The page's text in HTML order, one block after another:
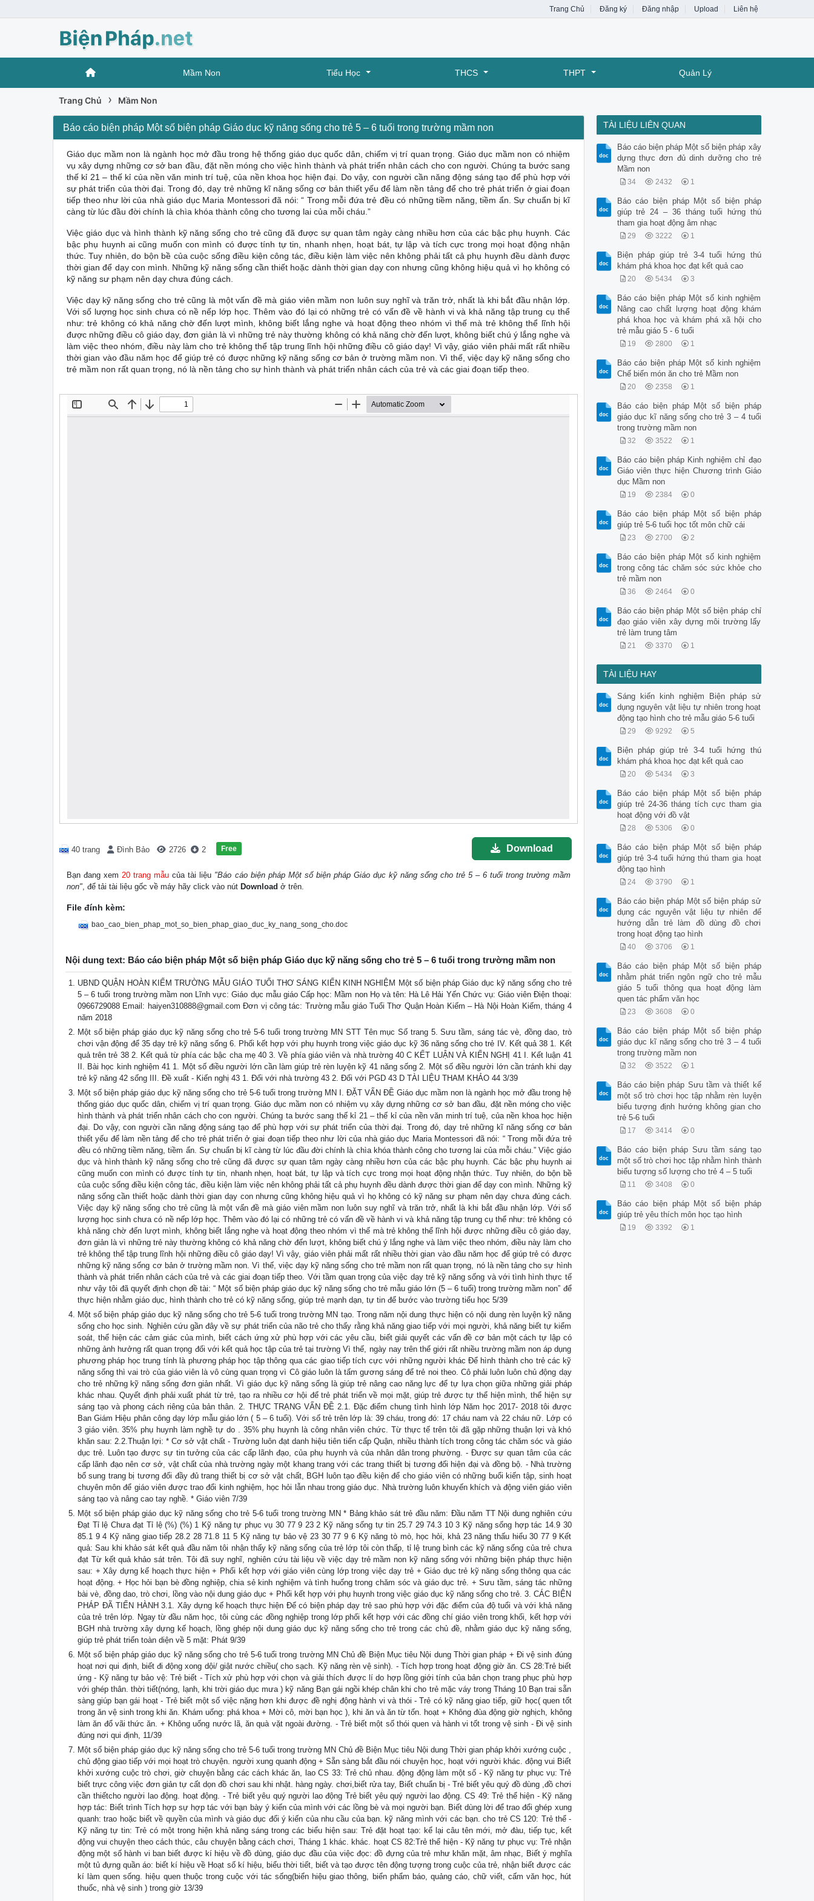
Trang Chủ Đăng ký Đăng nhập Upload Liên hệ
Mầm Non Tiểu Học THCS THPT Quản Lý
Trang Chủ › Mầm Non
Báo cáo biện pháp Một số biện pháp Giáo dục kỹ năng sống cho trẻ 5 – 6 tuổi trong trường mầm non
Giáo dục mầm non là ngành học mở đầu trong hệ thống giáo dục quốc dân, chiếm vị trí quan trọng. Giáo dục mầm non có nhiệm
vụ xây dựng những cơ sở ban đầu, đặt nền móng cho việc hình thành và phát triển nhân cách cho con người. Chúng ta bước sang
thế kỉ 21 – thế kỉ của nền văn minh trí tuệ, của nền khoa học hiện đại. Do vậy, con người cần năng động sáng tạo để phù hợp với
sự phát triển của thời đại. Trong đó, dạy trẻ những kĩ năng sống cơ bản thiết yếu để làm nền tảng để cho trẻ phát triển ở giai đoạn
tiếp theo như lời của nhà giáo dục Maria Montessori đã nói: “ Trong mỗi đứa trẻ đều có những tiềm năng, tiềm ẩn. Sự chuẩn bị kĩ
càng từ lúc đầu đời chính là chìa khóa thành công cho tương lai của mỗi cháu.”
Việc giáo dục và hình thành kỹ năng sống cho trẻ cũng đã được sự quan tâm ngày càng nhiều hơn của các bậc phụ huynh. Các
bậc phụ huynh ai cũng muốn con mình có được tính tự tin, nhanh nhẹn, hoạt bát, tự lập và tích cực trong mọi hoạt động nhận
thức. Tuy nhiên, do bộn bề của cuộc sống điều kiện công tác, điều kiện làm việc nên không phải tất cả phụ huynh đều dành được
thời gian để dạy con mình. Những kỹ năng sống cần thiết hoặc dành thời gian dạy con nhưng cũng không hiệu quả vì họ không có
kỹ năng sư phạm nên dạy chưa đúng cách.
Việc dạy kỹ năng sống cho trẻ cũng là một vấn đề mà giáo viên mầm non luôn suy nghĩ và trăn trở, nhất là khi bắt đầu nhận lớp.
Với số lượng học sinh chưa có nề nếp lớp học. Thêm vào đó lại có những trẻ có vấn đề về hành vi và khả năng tập trung cụ thể
như: trẻ không có khả năng chờ đến lượt mình, không biết lắng nghe và hoạt động theo nhóm vì thế mà trẻ không thể lĩnh hội
được những điều cô giáo dạy, đơn giản là vì những trẻ này thường không có khả năng chờ đến lượt, không biết chú ý lắng nghe và
làm việc theo nhóm, điều này làm cho trẻ không thể tập trung lĩnh hội những điều cô giáo dạy! Vì vậy, giáo viên phải mất rất nhiều
thời gian vào đầu năm học để giúp trẻ có được những kỹ năng sống cơ bản ở trường mầm non. Vì thế, việc dạy kỹ năng sống cho
trẻ mầm non rất quan trọng, nó là nền tảng cho sự hình thành và phát triển nhân cách của trẻ và các giai đoạn tiếp theo.
40 trang Đình Bảo 2726 2 Free Download
Bạn đang xem20 trang mẫu của tài liệu "Báo cáo biện pháp Một số biện pháp Giáo dục kỹ năng sống cho trẻ 5 – 6 tuổi trong trường mầm
non", để tải tài liệu gốc về máy hãy click vào nút Download ở trên.
File đính kèm:
bao_cao_bien_phap_mot_so_bien_phap_giao_duc_ky_nang_song_cho.doc
Nội dung text: Báo cáo biện pháp Một số biện pháp Giáo dục kỹ năng sống cho trẻ 5 – 6 tuổi trong trường mầm non
UBND QUẬN HOÀN KIẾM TRƯỜNG MẪU GIÁO TUỔI THƠ SÁNG KIẾN KINH NGHIỆM Một số biện pháp Giáo dục kỹ năng sống cho trẻ
5 – 6 tuổi trong trường mầm non Lĩnh vực: Giáo dục mẫu giáo Cấp học: Mầm non Họ và tên: Hà Lê Hải Yến Chức vụ: Giáo viên Điện thoại:
0966729088 Email: haiyen310888@gmail.com Đơn vị công tác: Trường mẫu giáo Tuổi Thơ Quận Hoàn Kiếm – Hà Nội Hoàn Kiếm, tháng 4
năm 2018
Một số biện pháp giáo dục kỹ năng sống cho trẻ 5-6 tuổi trong trường MN STT Tên mục Số trang 5. Sưu tầm, sáng tác vè, đồng dao, trò
chơi vận động để 35 dạy trẻ kỹ năng sống 6. Phối kết hợp với phụ huynh trong việc giáo dục kỹ 36 năng sống cho trẻ IV. Kết quả 38 1. Kết
quả trên trẻ 38 2. Kết quả từ phía các bậc cha mẹ 40 3. Về phía giáo viên và nhà trường 40 C KẾT LUẬN VÀ KIẾN NGHỊ 41 I. Kết luận 41
II. Bài học kinh nghiệm 41 1. Một số điều người lớn cần làm giúp trẻ rèn luyện kỹ 41 năng sống 2. Một số điều người lớn cần tránh khi dạy
trẻ kỹ năng 42 sống III. Đề xuất - Kiến nghị 43 1. Đối với nhà trường 43 2. Đối với PGD 43 D TÀI LIỆU THAM KHẢO 44 3/39
Một số biện pháp giáo dục kỹ năng sống cho trẻ 5-6 tuổi trong trường MN I. ĐẶT VẤN ĐỀ Giáo dục mầm non là ngành học mở đầu trong hệ
thống giáo dục quốc dân, chiếm vị trí quan trọng. Giáo dục mầm non có nhiệm vụ xây dựng những cơ sở ban đầu, đặt nền móng cho việc
hình thành và phát triển nhân cách cho con người. Chúng ta bước sang thế kỉ 21 – thế kỉ của nền văn minh trí tuệ, của nền khoa học hiện
đại. Do vậy, con người cần năng động sáng tạo để phù hợp với sự phát triển của thời đại. Trong đó, dạy trẻ những kĩ năng sống cơ bản
thiết yếu để làm nền tảng để cho trẻ phát triển ở giai đoạn tiếp theo như lời của nhà giáo dục Maria Montessori đã nói: “ Trong mỗi đứa trẻ
đều có những tiềm năng, tiềm ẩn. Sự chuẩn bị kĩ càng từ lúc đầu đời chính là chìa khóa thành công cho tương lai của mỗi cháu.” Việc giáo
dục và hình thành kỹ năng sống cho trẻ cũng đã được sự quan tâm ngày càng nhiều hơn của các bậc phụ huynh. Các bậc phụ huynh ai
cũng muốn con mình có được tính tự tin, nhanh nhẹn, hoạt bát, tự lập và tích cực trong mọi hoạt động nhận thức. Tuy nhiên, do bộn bề
của cuộc sống điều kiện công tác, điều kiện làm việc nên không phải tất cả phụ huynh đều dành được thời gian để dạy con mình. Những kỹ
năng sống cần thiết hoặc dành thời gian dạy con nhưng cũng không hiệu quả vì họ không có kỹ năng sư phạm nên dạy chưa đúng cách.
Việc dạy kỹ năng sống cho trẻ cũng là một vấn đề mà giáo viên mầm non luôn suy nghĩ và trăn trở, nhất là khi bắt đầu nhận lớp. Với số
lượng học sinh chưa có nề nếp lớp học. Thêm vào đó lại có những trẻ có vấn đề về hành vi và khả năng tập trung cụ thể như: trẻ không có
khả năng chờ đến lượt mình, không biết lắng nghe và hoạt động theo nhóm vì thế mà trẻ không thể lĩnh hội được những điều cô giáo dạy,
đơn giản là vì những trẻ này thường không có khả năng chờ đến lượt, không biết chú ý lắng nghe và làm việc theo nhóm, điều này làm cho
trẻ không thể tập trung lĩnh hội những điều cô giáo dạy! Vì vậy, giáo viên phải mất rất nhiều thời gian vào đầu năm học để giúp trẻ có được
những kỹ năng sống cơ bản ở trường mầm non. Vì thế, việc dạy kỹ năng sống cho trẻ mầm non rất quan trọng, nó là nền tảng cho sự hình
thành và phát triển nhân cách của trẻ và các giai đoạn tiếp theo. Với tầm quan trọng của việc dạy trẻ kỹ năng sống và với tình hình thực tế
như vậy tôi đã quyết định chọn đề tài: “ Một số biện pháp giáo dục kỹ năng sống cho trẻ mẫu giáo lớn (5 – 6 tuổi) trong trường mầm non” để
thực hiện nhằm giáo dục, hình thành cho trẻ có kỹ năng sống, giúp trẻ mạnh dạn, tự tin để bước vào trường tiểu học 5/39
Một số biện pháp giáo dục kỹ năng sống cho trẻ 5-6 tuổi trong trường MN tạo. Trong năm nội dung thực hiện có nội dung rèn luyện kỹ năng
sống cho học sinh. Nghiên cứu gần đây về sự phát triển của não trẻ cho thấy rằng khả năng giao tiếp với mọi người, khả năng biết tự kiểm
soát, thể hiện các cảm giác của mình, biết cách ứng xử phù hợp với các yêu cầu, biết giải quyết các vấn đề cơ bản một cách tự lập có
những ảnh hưởng rất quan trọng đối với kết quả học tập của trẻ tại trường Vì thế, ngày nay trên thế giới rất nhiều trường mầm non áp dụng
phương pháp học trung tính là phương pháp học tập thông qua các giao tiếp tích cực với những người khác Để hình thành cho trẻ các kỹ
năng sống thì vai trò của giáo viên là vô cùng quan trọng vì Cô giáo luôn là tấm gương sáng để trẻ noi theo. Cô phải luôn luôn chủ động dạy
cho trẻ những kỹ năng sống đơn giản nhất. Vì giáo dục kỹ năng sống là giúp trẻ nâng cao năng lực để tự lựa chọn giữa những giải pháp
khác nhau. Quyết định phải xuất phát từ trẻ, tạo ra nhiều cơ hội để trẻ phát triển về mọi mặt, giúp trẻ được tự thể hiện mình, thể hiện sự
sáng tạo và phong cách riêng của bản thân. 2. THỰC TRẠNG VẤN ĐỀ 2.1. Đặc điểm chung tình hình lớp Năm học 2017- 2018 tôi được
Ban Giám Hiệu phân công dạy lớp mẫu giáo lớn ( 5 – 6 tuổi). Với số trẻ trên lớp là: 39 cháu, trong đó: 17 cháu nam và 22 cháu nữ. Lớp có
3 giáo viên. 35% phụ huynh làm nghề tự do . 35% phụ huynh là công nhân viên chức. Từ thực tế trên tôi đã gặp những thuận lợi và khó
khăn sau: 2.2.Thuận lợi: * Cơ sở vật chất - Trường luôn đạt danh hiệu tiên tiến cấp Quận, nhiều thành tích trong công tác chăm sóc và giáo
dục trẻ. Luôn tạo được sự tin tưởng của các cấp lãnh đạo, của phụ huynh và của nhân dân trong phường. - Được sự quan tâm của các
cấp lãnh đạo nên cơ sở, vật chất của nhà trường ngày một khang trang với các trang thiết bị tương đối hiện đại và đồng bộ. - Nhà trường
bổ sung trang bị tương đối đầy đủ trang thiết bị cơ sở vật chất, BGH luôn tạo điều kiện để cho giáo viên có những buổi kiến tập, sinh hoạt
chuyên môn để giáo viên được trao đổi kinh nghiệm, học hỏi lẫn nhau trong giáo dục. Nhà trường luôn khuyến khích và động viên giáo viên
sáng tạo và nâng cao tay nghề. * Giáo viên 7/39
Một số biện pháp giáo dục kỹ năng sống cho trẻ 5-6 tuổi trong trường MN * Bảng khảo sát trẻ đầu năm: Đầu năm TT Nội dung nghiên cứu
Đạt Tỉ lệ Chưa đạt Tỉ lệ (%) (%) 1 Kỹ năng tự phục vụ 30 77 9 23 2 Kỹ năng sống tự tin 25.7 29 74.3 10 3 Kỹ năng sống hợp tác 14.9 30
85.1 9 4 Kỹ năng giao tiếp 28.2 28 71.8 11 5 Kỹ năng tự bảo vệ 23 30 77 9 6 Kỹ năng tò mò, học hỏi, khả 23 năng thấu hiểu 30 77 9 Kết
quả: Sau khi khảo sát kết quả đầu năm tôi nhận thấy kỹ năng sống của trẻ lớp tôi còn thấp, tỉ lệ trung bình các kỹ năng sống của trẻ chưa
đạt Từ kết quả khảo sát trên. Tôi đã suy nghĩ, nghiên cứu tài liệu về việc dạy trẻ mầm non kỹ năng sống với những biện pháp thực hiện
sau: + Xây dựng kế hoạch thực hiện + Phối kết hợp với giáo viên cùng lớp trong việc dạy trẻ + Giáo dục trẻ kỹ năng sống thông qua các
hoạt động. + Học hỏi bạn bè đồng nghiệp, chia sẻ kinh nghiệm và tình huống trong chăm sóc và giáo dục trẻ. + Sưu tầm, sáng tác những
bài vè, đồng dao, trò chơi, lồng vào nội dung giáo dục + Phối kết hợp với phụ huynh trong việc giáo dục kỹ năng sống cho trẻ. 3. CÁC BIỆN
PHÁP ĐÃ TIẾN HÀNH 3.1. Xây dựng kế hoạch thực hiện Để có biện pháp dạy trẻ sao phù hợp với đặc điểm của độ tuổi và với khả năng
của trẻ trên lớp. Ngay từ đầu năm học, tôi cùng các đồng nghiệp trong lớp phối kết hợp với các đồng chí giáo viên trong khối, kết hợp với
BGH nhà trường xây dựng kế hoạch, lồng ghép nội dung giáo dục kỹ năng sống cho trẻ trong các chủ đề, nhằm giáo dục kỹ năng sống,
giúp trẻ phát triển toàn diện về 5 mặt: Phát 9/39
Một số biện pháp giáo dục kỹ năng sống cho trẻ 5-6 tuổi trong trường MN Chủ đề Biện Mục tiêu Nội dung Thời gian pháp + Đi vệ sinh đúng
hoạt nơi qui định, biết đi động xong dội/ giật nước chiều( cho sạch. Kỹ năng rèn vệ sinh). - Tích hợp trong hoạt động giờ ăn. CS 28:Trẻ biết
ứng - Kỹ năng tự bảo vệ: Trẻ biết - Tích xử phù hợp với chọn và giải thích được lí do hợp lồng giới tính của bản chọn trang phục phù hợp
với ghép thân. thời tiết(nóng, lạnh, khi trời giáo dục mưa ) kỹ năng Bạn gái ngồi khép chân khi cho trẻ mặc váy trong Tháng 10 Bạn trai sẵn
sàng giúp bạn gái hoạt - Trẻ biết một số việc nặng hơn khi được đề nghị động hành vi và thói - Trẻ có kỹ năng giao tiếp, giữ học( quen tốt
trong ăn vệ sinh trong khi ăn. Khám uống: phá khoa + Mời cô, mời bạn học ), khi ăn và ăn từ tốn. hoạt + Không đùa động giờ nghịch, không
làm ăn đổ vãi thức ăn. + Không uống nước lã, ăn quà vặt ngoài đường. - Trẻ biết một số thói quen và hành vi tốt trong vệ sinh - Đi vệ sinh
đúng nơi qui định, 11/39
Một số biện pháp giáo dục kỹ năng sống cho trẻ 5-6 tuổi trong trường MN Chủ đề Biện Mục tiêu Nội dung Thời gian pháp khởi xướng cuộc ,
chủ động giao tiếp với mọi hoạt trò chuyện. người xung quanh động + Sẵn sàng bắt đầu nói chuyện học, hoạt với người khác. động vui Biết
khởi xướng cuộc trò chơi, giờ chuyện bằng các cách khác ăn, lao CS 33: Trẻ chủ nhau. động động làm một số - Kỹ năng tự phục vụ: Trẻ
biết trực công việc đơn giản tự cất dọn đồ chơi sau khi nhật. hàng ngày. chơi,biết rửa tay, Biết chuẩn bị - Trẻ biết yêu quý đồ dùng ,đồ chơi
cần thiếtcho người lao động. hoạt động. - Trẻ biết yêu quý người lao động Trẻ biết yêu quý người lao động. CS 49: Trẻ thể hiện - Kỹ năng
hợp tác: Biết trình Tích hợp sự hợp tác với bạn bày ý kiến của mình với các lồng bè và mọi người bạn. Biết dùng lời để trao đổi ghép xung
quanh: trao hoặc biết về quyền của mình và giáo dục đổi ý kiến của nhu cầu của bạn. kỹ năng mình với các bạn. cho trẻ CS 120: Trẻ thể -
Kỹ năng tự tin: Trẻ có một trong hiện khả năng sáng trong các biểu hiện sau: Trẻ đặt hoạt tạo: kể lại câu tên mới, mở đàu, tiếp tục, kết
động vui chuyện theo cách thúc, câu chuyện bằng cách chơi, Tháng 1 khác. khác. hoạt CS 82:Trẻ thể hiện - Kỹ năng tự phục vụ: Trẻ nhận
động một số hành vi ban biết được kí hiệu về đồ dùng, giáo dục đầu của việc đọc: đồ đựng của trẻ mhư khăn mặt, âm nhạc, Biết ý mghĩa
một tủ đựng quần áo: biết kí hiệu về Hoạt số kí hiệu, biểu thời tiết, biết và tạo được tên động tượng trong cuộc của trẻ, nhận biết được các
kí làm quen sống. hiệu quen thuộc trong cuộc với tác sống(biển hiệu giao thông, biển phẩm báo, quảng cáo, chữ viết, cấm văn học, hút
thuốc, nhà vệ sinh ) trong giờ 13/39
TÀI LIỆU LIÊN QUAN
Báo cáo biện pháp Một số biện pháp xây
dựng thực đơn đủ dinh dưỡng cho trẻ
Mầm non
34 2432 1
Báo cáo biện pháp Một số biện pháp
giúp trẻ 24 – 36 tháng tuổi hứng thú
tham gia hoạt động âm nhạc
29 3222 1
Biện pháp giúp trẻ 3-4 tuổi hứng thú
khám phá khoa học đạt kết quả cao
20 5434 3
Báo cáo biện pháp Một số kinh nghiệm
Nâng cao chất lượng hoạt động khám
phá khoa học và khám phá xã hội cho
trẻ mẫu giáo 5 - 6 tuổi
19 2800 1
Báo cáo biện pháp Một số kinh nghiệm
Chế biến món ăn cho trẻ Mầm non
20 2358 1
Báo cáo biện pháp Một số biện pháp
giáo dục kĩ năng sống cho trẻ 3 – 4 tuổi
trong trường mầm non
32 3522 1
Báo cáo biện pháp Kinh nghiệm chỉ đạo
Giáo viên thực hiện Chương trình Giáo
dục Mầm non
19 2384 0
Báo cáo biện pháp Một số biện pháp
giúp trẻ 5-6 tuổi học tốt môn chữ cái
23 2700 2
Báo cáo biện pháp Một số kinh nghiệm
trong công tác chăm sóc sức khỏe cho
trẻ mầm non
36 2464 0
Báo cáo biện pháp Một số biện pháp chỉ
đạo giáo viên xây dựng môi trường lấy
trẻ làm trung tâm
21 3370 1
TÀI LIỆU HAY
Sáng kiến kinh nghiệm Biện pháp sử
dụng nguyên vật liệu tự nhiên trong hoạt
động tạo hình cho trẻ mẫu giáo 5-6 tuổi
29 9292 5
Biện pháp giúp trẻ 3-4 tuổi hứng thú
khám phá khoa học đạt kết quả cao
20 5434 3
Báo cáo biện pháp Một số biện pháp
giúp trẻ 24-36 tháng tích cực tham gia
hoạt động với đồ vật
28 5306 0
Báo cáo biện pháp Một số biện pháp
giúp trẻ 3-4 tuổi hứng thú tham gia hoạt
động tạo hình
24 3790 1
Báo cáo biện pháp Một số biện pháp sử
dụng các nguyên vật liệu tự nhiên để
hướng dẫn trẻ làm đồ dùng đồ chơi
trong hoạt động tạo hình
40 3706 1
Báo cáo biện pháp Một số biện pháp
nhằm phát triển ngôn ngữ cho trẻ mẫu
giáo 5 tuổi thông qua hoạt động làm
quen tác phẩm văn học
23 3608 0
Báo cáo biện pháp Một số biện pháp
giáo dục kĩ năng sống cho trẻ 3 – 4 tuổi
trong trường mầm non
32 3522 1
Báo cáo biện pháp Sưu tầm và thiết kế
một số trò chơi học tập nhằm rèn luyện
biểu tượng định hướng không gian cho
trẻ 5-6 tuổi
17 3414 0
Báo cáo biện pháp Sưu tầm sáng tạo
một số trò chơi học tập nhằm hình thành
biểu tượng số lượng cho trẻ 4 – 5 tuổi
11 3408 0
Báo cáo biện pháp Một số biện pháp
giúp trẻ yêu thích môn học tạo hình
19 3392 1